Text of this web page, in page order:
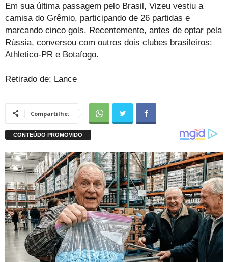
Em sua última passagem pelo Brasil, Vizeu vestiu a
camisa do Grêmio, participando de 26 partidas e
marcando cinco gols. Recentemente, antes de optar pela
Rússia, conversou com outros dois clubes brasileiros:
Athletico-PR e Botafogo.
Retirado de: Lance
Compartilhe: